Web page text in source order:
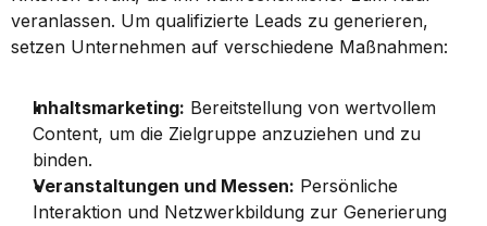
veranlassen. Um qualifizierte Leads zu generieren,
setzen Unternehmen auf verschiedene Maßnahmen:
Inhaltsmarketing: Bereitstellung von wertvollem
Content, um die Zielgruppe anzuziehen und zu
binden.
Veranstaltungen und Messen: Persönliche
Interaktion und Netzwerkbildung zur Generierung